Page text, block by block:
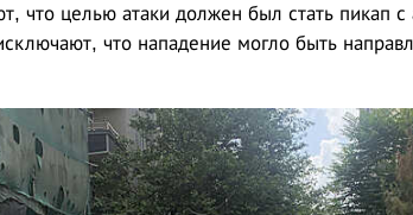
что целью атаки должен был стать пикап с
что нападение могло быть